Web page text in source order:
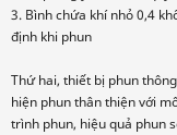
3. Bình chứa khí nhỏ 0,4
định khi phun
Thứ hai, thiết bị phun
hiện phun thân thiện với
trình phun, hiệu quả phun